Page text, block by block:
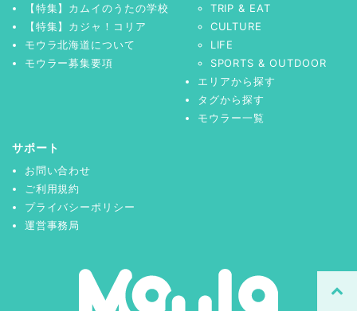
【特集】カムイのうたの学校
【特集】カジャ！コリア
モウラ北海道について
モウラー募集要項
TRIP & EAT
CULTURE
LIFE
SPORTS & OUTDOOR
エリアから探す
タグから探す
モウラー一覧
サポート
お問い合わせ
ご利用規約
プライバシーポリシー
運営事務局